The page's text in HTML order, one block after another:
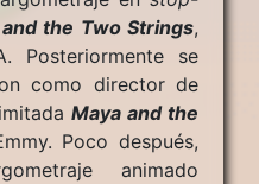
the Two Strings,
Posteriormente se
como director de
Maya and the
Poco después,
animado